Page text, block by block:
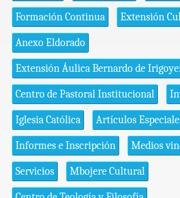
Formación Continua Extensión
Anexo Eldorado
Extensión Áulica Bernardo de
Centro de Pastoral Institucional
Iglesia Católica Artículos
Informes e Inscripción Medios
Servicios Mbojere Cultural